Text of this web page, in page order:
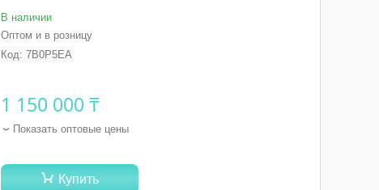
В наличии
Оптом и в розницу
Код: 7B0P5EA
1 150 000 ₸
Показать оптовые цены
Купить